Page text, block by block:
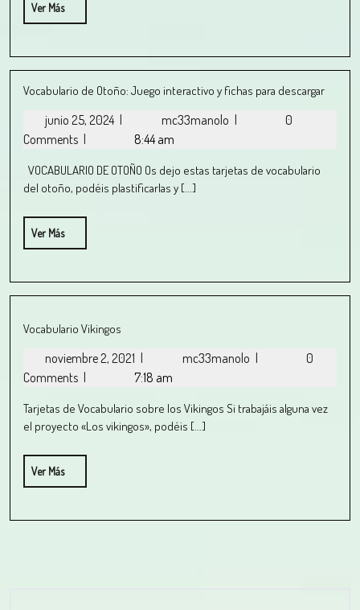
Ver Más
Vocabulario de Otoño: Juego interactivo y fichas para descargar
junio 25, 2024 mc33manolo
0
Comments
8:44 am
VOCABULARIO DE OTOÑO Os dejo estas tarjetas de vocabulario
del otoño, podéis plastificarlas y [...]
Ver Más
Vocabulario Vikingos
noviembre 2, 2021 mc33manolo
0
Comments
7:18 am
Tarjetas de Vocabulario sobre los Vikingos Si trabajáis alguna vez
el proyecto «Los vikingos», podéis [...]
Ver Más